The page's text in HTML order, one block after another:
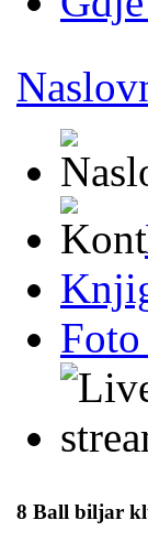
8 Ball biljar